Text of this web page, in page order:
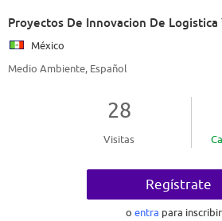
Proyectos De Innovacion De
México
Medio Ambiente, Español
28
Visitas
Regístrate
o entra para